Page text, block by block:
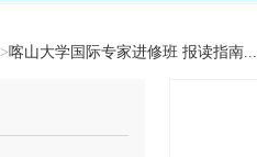
>喀山大学国际专家进修班 报读指南...